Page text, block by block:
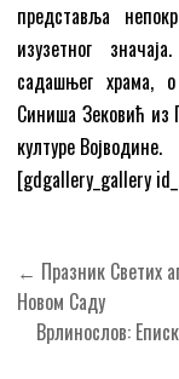
представља
изузетног
садашњег храма,
Синиша Зековић из
културе Војводине.
[gdgallery_gallery
Кретање
чланка
← Празник Светих
Новом Саду
Врлинослов: